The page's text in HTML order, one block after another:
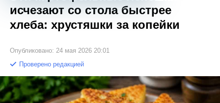
исчезают со стола быстрее
хлеба: хрустяшки за копейки
Опубликовано: 24 мая 2026 20:01
Проверено редакцией